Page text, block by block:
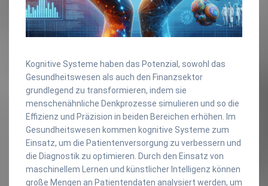
Kognitive Systeme haben das Potenzial, sowohl das
Gesundheitswesen als auch den Finanzsektor
grundlegend zu transformieren, indem sie
menschenähnliche Denkprozesse simulieren und so die
Effizienz und Präzision in beiden Bereichen erhöhen. Im
Gesundheitswesen kommen kognitive Systeme zum
Einsatz, um die Patientenversorgung zu verbessern und
die Diagnostik zu optimieren. Durch den Einsatz von
maschinellem Lernen und künstlicher Intelligenz können
große Mengen an Patientendaten analysiert werden, um